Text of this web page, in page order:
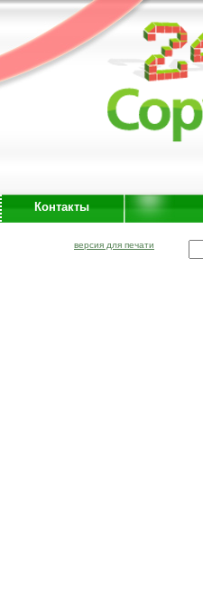
версия для печати
Контакты